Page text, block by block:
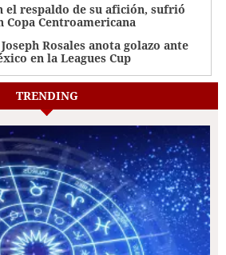
el respaldo de su afición, sufrió
Copa Centroamericana
Rosales anota golazo ante
en la Leagues Cup
TRENDING